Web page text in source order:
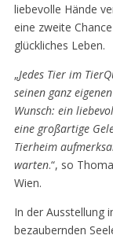
liebevolle Hände
eine zweite
glückliches Leben.
„Jedes Tier im
seinen ganz
Wunsch: ein
eine großartige
Tierheim
warten.“, so
Wien.
In der Ausstellung
bezaubernden